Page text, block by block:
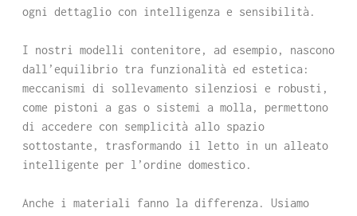
ogni dettaglio con intelligenza e sensibilità.
I nostri modelli contenitore, ad esempio, nascono
dall’equilibrio tra funzionalità ed estetica:
meccanismi di sollevamento silenziosi e robusti,
come pistoni a gas o sistemi a molla, permettono
di accedere con semplicità allo spazio
sottostante, trasformando il letto in un alleato
intelligente per l’ordine domestico.
Anche i materiali fanno la differenza. Usiamo